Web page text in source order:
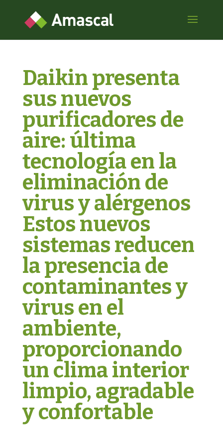
Daikin presenta
sus nuevos
purificadores de
aire: última
tecnología en la
eliminación de
virus y alérgenos
Estos nuevos
sistemas reducen
la presencia de
contaminantes y
virus en el
ambiente,
proporcionando
un clima interior
limpio, agradable
y confortable